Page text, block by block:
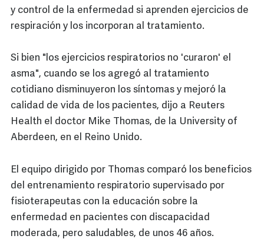
y control de la enfermedad si aprenden ejercicios de
respiración y los incorporan al tratamiento.
Si bien "los ejercicios respiratorios no 'curaron' el
asma", cuando se los agregó al tratamiento
cotidiano disminuyeron los síntomas y mejoró la
calidad de vida de los pacientes, dijo a Reuters
Health el doctor Mike Thomas, de la University of
Aberdeen, en el Reino Unido.
El equipo dirigido por Thomas comparó los beneficios
del entrenamiento respiratorio supervisado por
fisioterapeutas con la educación sobre la
enfermedad en pacientes con discapacidad
moderada, pero saludables, de unos 46 años.